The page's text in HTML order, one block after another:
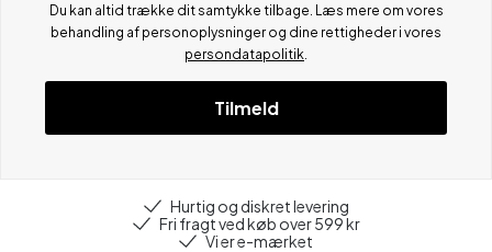
Du kan altid trække dit samtykke tilbage. Læs mere om vores
behandling af personoplysninger og dine rettigheder i vores
persondatapolitik
Tilmeld
Hurtig og diskret levering
Fri fragt ved køb over 599 kr
Vi er e-mærket